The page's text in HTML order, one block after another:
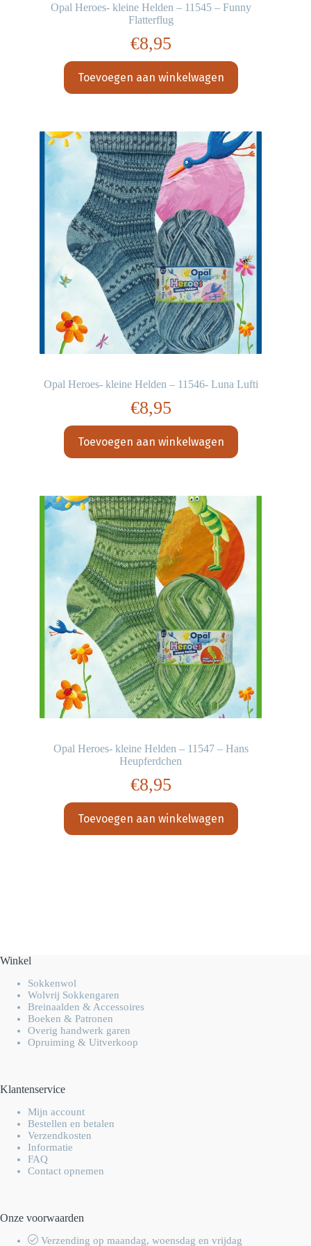
Opal Heroes- kleine Helden – 11545 – Funny
Flatterflug
€8,95
Toevoegen aan winkelwagen
Opal Heroes- kleine Helden – 11546- Luna Lufti
€8,95
Toevoegen aan winkelwagen
Opal Heroes- kleine Helden – 11547 – Hans
Heupferdchen
€8,95
Toevoegen aan winkelwagen
Winkel
Sokkenwol
Wolvrij Sokkengaren
Breinaalden & Accessoires
Boeken & Patronen
Overig handwerk garen
Opruiming & Uitverkoop
Klantenservice
Mijn account
Bestellen en betalen
Verzendkosten
Informatie
FAQ
Contact opnemen
Onze voorwaarden
Verzending op maandag, woensdag en vrijdag